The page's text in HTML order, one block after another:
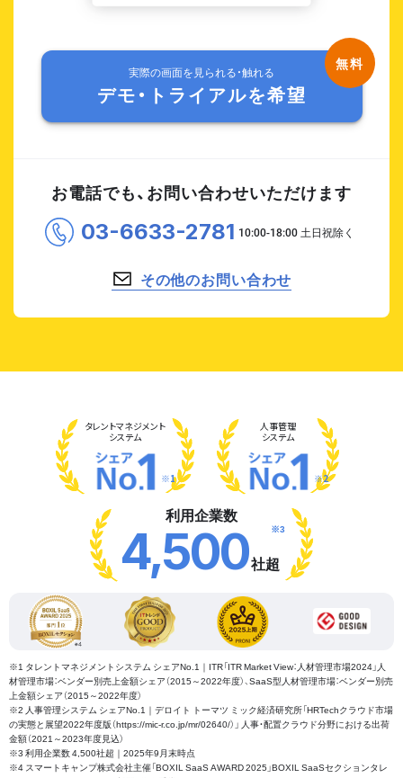
実際の画面を見られる・触れる
デモ・トライアルを希望
お電話でも、お問い合わせいただけます
03-6633-2781
その他のお問い合わせ
タレントマネジメント
システム
※1
人事管理
システム
※2
利用企業数
4,500社超
※3
※1 タレントマネジメントシステム シェアNo.1｜ITR「ITR Market View：人材管理市場2024」人
材管理市場：ベンダー別売上金額シェア（2015～2022年度）、SaaS型人材管理市場：ベンダー別売
上金額シェア（2015～2022年度）
※2 人事管理システム シェアNo.1｜デロイト トーマツ ミック経済研究所「HRTechクラウド市場
の実態と展望2022年度版（https://mic-r.co.jp/mr/02640/）」 人事・配置クラウド分野における出荷
金額（2021～2023年度見込）
※3 利用企業数 4,500社超｜2025年9月末時点
※4 スマートキャンプ株式会社主催「BOXIL SaaS AWARD 2025」BOXIL SaaSセクションタレ